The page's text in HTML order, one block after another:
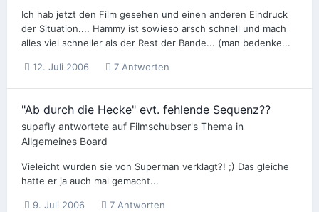
Ich hab jetzt den Film gesehen und einen anderen Eindruck
der Situation.... Hammy ist sowieso arsch schnell und mach
alles viel schneller als der Rest der Bande... (man bedenke...
12. Juli 2006 7 Antworten
"Ab durch die Hecke" evt. fehlende Sequenz??
supafly antwortete auf Filmschubser's Thema in
Allgemeines Board
Vieleicht wurden sie von Superman verklagt?! ;) Das gleiche
hatte er ja auch mal gemacht...
9. Juli 2006 7 Antworten